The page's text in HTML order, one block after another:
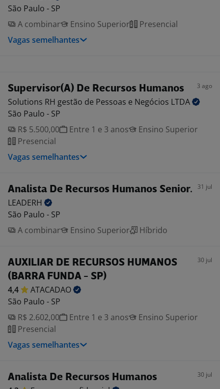
São Paulo - SP
A combinar
Ensino Superior
Presencial
Vagas semelhantes
Supervisor(A) De Recursos Humanos 3 ago
Solutions RH gestão de Pessoas e Negócios LTDA
São Paulo - SP
R$ 5.500,00
Entre 1 e 3 anos
Ensino Superior
Presencial
Vagas semelhantes
Analista De Recursos Humanos Senior. 31 jul
LEADERH
São Paulo - SP
A combinar
Ensino Superior Híbrido
AUXILIAR DE RECURSOS HUMANOS
(BARRA FUNDA - SP)
30 jul
4,4
ATACADAO
São Paulo - SP
R$ 2.602,00
Entre 1 e 3 anos
Ensino Superior
Presencial
Vagas semelhantes
Analista De Recursos Humanos 30 jul